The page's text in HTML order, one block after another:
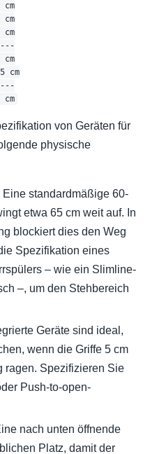
cm
cm
von Geräten für
physische
Eine standardmäßige 60-
etwa 65 cm weit auf. In
blockiert dies den Weg
Spezifikation eines
– wie ein Slimline-
–, um den Stehbereich
Geräte sind ideal,
wenn die Griffe 5 cm
ragen. Spezifizieren Sie
Push-to-open-
nach unten öffnende
Platz, damit der